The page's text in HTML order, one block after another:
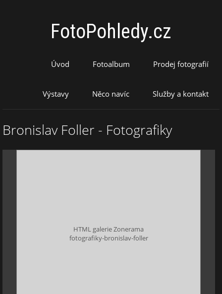
FotoPohledy.cz
Úvod Fotoalbum Prodej fotografií
Výstavy Něco navíc Služby a kontakt
Bronislav Foller - Fotografiky
HTML galerie Zonerama
fotografiky-bronislav-foller